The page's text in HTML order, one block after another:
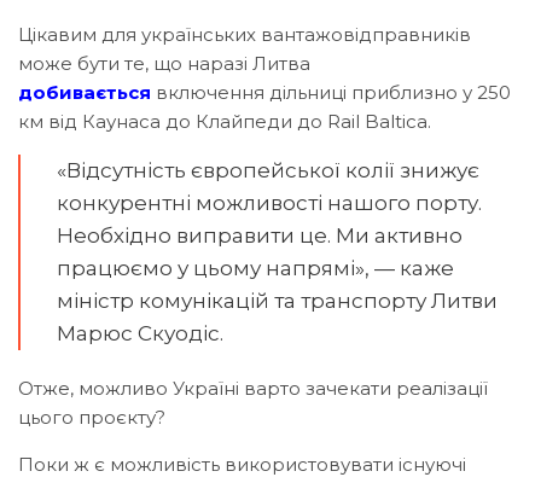
Цікавим для українських вантажовідправників
може бути те, що наразі Литва
добивається включення дільниці приблизно у 250
км від Каунаса до Клайпеди до Rail Baltica.
«Відсутність європейської колії знижує
конкурентні можливості нашого порту.
Необхідно виправити це. Ми активно
працюємо у цьому напрямі», — каже
міністр комунікацій та транспорту Литви
Марюс Скуодіс.
Отже, можливо Україні варто зачекати реалізації
цього проєкту?
Поки ж є можливість використовувати існуючі